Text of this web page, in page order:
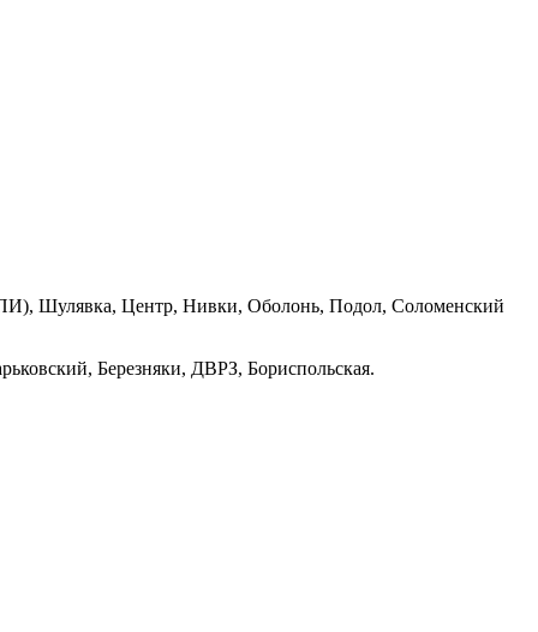
Шулявка, Центр, Нивки, Оболонь, Подол, Соломенский
Березняки, ДВРЗ, Бориспольская.